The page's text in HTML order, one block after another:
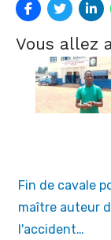
Vous allez
Fin de cavale
maître auteur
l'accident…